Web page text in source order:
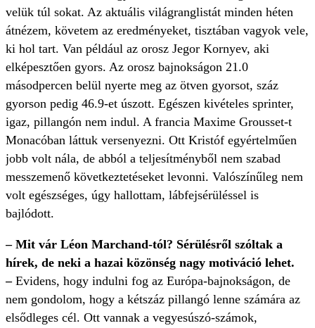
velük túl sokat. Az aktuális világranglistát minden héten
átnézem, követem az eredményeket, tisztában vagyok vele,
ki hol tart. Van például az orosz Jegor Kornyev, aki
elképesztően gyors. Az orosz bajnokságon 21.0
másodpercen belül nyerte meg az ötven gyorsot, száz
gyorson pedig 46.9-et úszott. Egészen kivételes sprinter,
igaz, pillangón nem indul. A francia Maxime Grousset-t
Monacóban láttuk versenyezni. Ott Kristóf egyértelműen
jobb volt nála, de abból a teljesítményből nem szabad
messzemenő következtetéseket levonni. Valószínűleg nem
volt egészséges, úgy hallottam, lábfejsérüléssel is
bajlódott.
– Mit vár Léon Marchand-tól? Sérülésről szóltak a
hírek, de neki a hazai közönség nagy motiváció lehet.
– Evidens, hogy indulni fog az Európa-bajnokságon, de
nem gondolom, hogy a kétszáz pillangó lenne számára az
elsődleges cél. Ott vannak a vegyesúszó-számok,